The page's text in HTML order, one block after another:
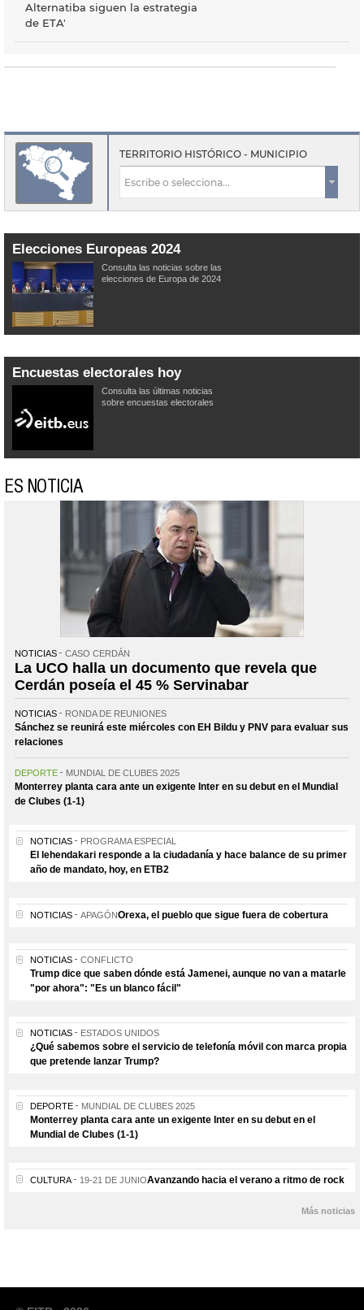
Alternatiba siguen la estrategia
de ETA'
TERRITORIO HISTÓRICO - MUNICIPIO
Elecciones Europeas 2024
Consulta las noticias sobre las
elecciones de Europa de 2024
Encuestas electorales hoy
Consulta las últimas noticias
sobre encuestas electorales
ES NOTICIA
NOTICIAS CASO CERDÁN
La UCO halla un documento que revela que
Cerdán poseía el 45 % Servinabar
NOTICIAS RONDA DE REUNIONES
Sánchez se reunirá este miércoles con EH Bildu y PNV para evaluar sus
relaciones
DEPORTE MUNDIAL DE CLUBES 2025
Monterrey planta cara ante un exigente Inter en su debut en el Mundial
de Clubes (1-1)
NOTICIAS PROGRAMA ESPECIAL
El lehendakari responde a la ciudadanía y hace balance de su primer
año de mandato, hoy, en ETB2
NOTICIAS APAGÓNOrexa, el pueblo que sigue fuera de cobertura
NOTICIAS CONFLICTO
Trump dice que saben dónde está Jamenei, aunque no van a matarle
"por ahora": "Es un blanco fácil"
NOTICIAS ESTADOS UNIDOS
¿Qué sabemos sobre el servicio de telefonía móvil con marca propia
que pretende lanzar Trump?
DEPORTE MUNDIAL DE CLUBES 2025
Monterrey planta cara ante un exigente Inter en su debut en el
Mundial de Clubes (1-1)
CULTURA 19-21 DE JUNIOAvanzando hacia el verano a ritmo de rock
Más noticias